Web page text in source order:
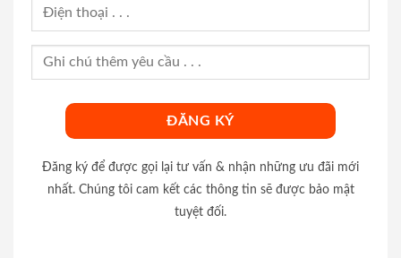
Đăng ký để được gọi lại tư vấn & nhận những ưu đãi mới
nhất. Chúng tôi cam kết các thông tin sẽ được bảo mật
tuyệt đối.